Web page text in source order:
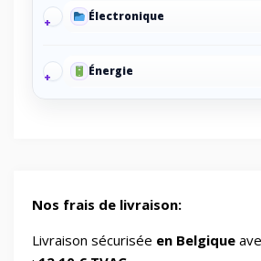
Électronique
Énergie
GSM Accessories/Tempered
screen protectors/For
Nos frais de livraison:
Livraison sécurisée en Belgique